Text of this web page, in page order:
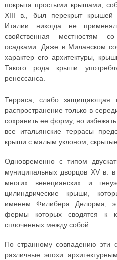
покрыта простыми крышами;
XIII в., был перекрыт крышей
Италии никогда не
свойственная местностям
осадками. Даже в Миланском
характер его архитектуры,
Такого рода крыши
ренессанса.
Терраса, слабо защищающая
распространение только в
сохранить ее форму, но
все итальянские террасы
крыши с малым уклоном,
Одновременно с типом
муниципальных дворцов XV в.
многих венецианских и
цилиндрические крыши,
именем Филибера Делорма;
фермы которых сводятся к
сплоченных между собой.
По странному совпадению эти
различные эпохи